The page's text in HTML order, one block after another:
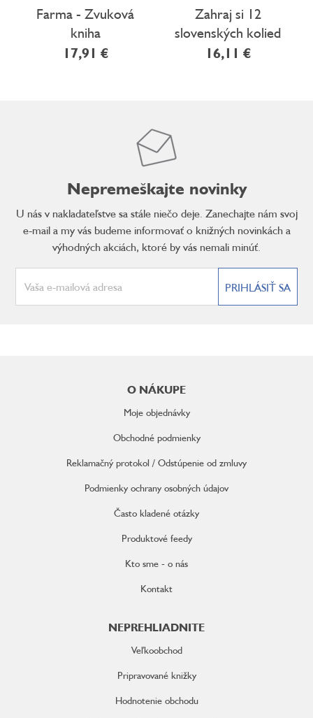
Farma - Zvuková
kniha
17,91 €
Zahraj si 12
slovenských kolied
Vianočné koledy
16,11 €
Nepremeškajte novinky
U nás v nakladateľstve sa stále niečo deje. Zanechajte nám svoj
e-mail a my vás budeme informovať o knižných novinkách a
výhodných akciách, ktoré by vás nemali minúť.
PRIHLÁSIŤ SA
O NÁKUPE
Moje objednávky
Obchodné podmienky
Reklamačný protokol / Odstúpenie od zmluvy
Podmienky ochrany osobných údajov
Často kladené otázky
Produktové feedy
Kto sme - o nás
Kontakt
NEPREHLIADNITE
Veľkoobchod
Pripravované knižky
Hodnotenie obchodu